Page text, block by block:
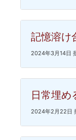
記憶溶け
2024年3月14日
日常埋め
2024年2月22日